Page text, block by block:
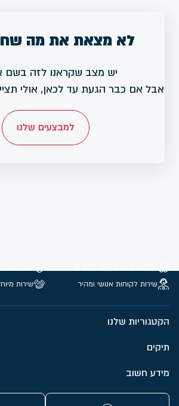
לא מצאת את מה
יש מצב שקראנו לזה בשם
אבל אם כבר הגעת עד לכאן, אולי
למבצעים שלנו
שירות לקוחות אנושי ומהיר
שירות
הקטגוריות שלנו
תיקים
מידע חשוב